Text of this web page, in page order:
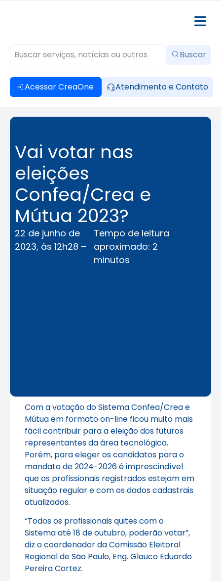
Acessar CreaOne Atendimento e Contato
Buscar
Vai votar nas
eleições
Confea/Crea e
Mútua 2023?
22 de junho de
2023, às 12h28 –
Tempo de leitura
aproximado: 2
minutos
Com a votação do Sistema Confea/Crea e
Mútua em formato on-line ficou muito mais
fácil contribuir para a eleição dos futuros
representantes da área tecnológica.
Porém, para eleger os candidatos para o
mandato de 2024-2026 é imprescindível
que os profissionais registrados estejam em
situação regular e com os dados cadastrais
atualizados.
“Todos os profissionais quites com o
Sistema até 18 de outubro, poderão votar”,
diz o coordenador da Comissão Eleitoral
Regional de São Paulo, Eng. Glauco Eduardo
Pereira Cortez.